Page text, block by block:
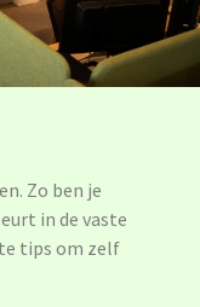
Zo ben je
in de vaste
tips om zelf